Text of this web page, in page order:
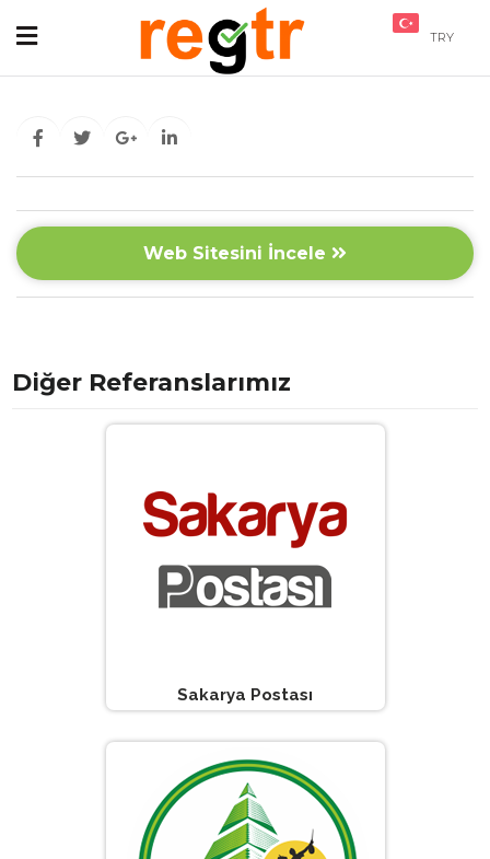
TRY
Web Sitesini İncele
Diğer Referanslarımız
Sakarya Postası